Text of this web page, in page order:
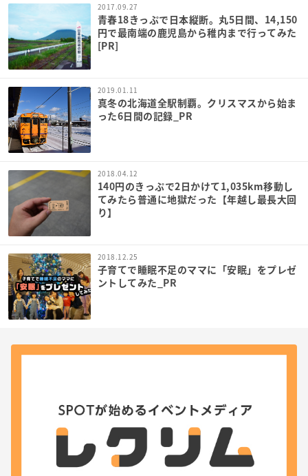
2017.09.27
青春18きっぷで日本縦断。丸5日間、14,150
円で最南端の鹿児島から稚内まで行ってみた
[PR]
2019.01.11
真冬の北海道全駅制覇。クリスマスから始ま
った6日間の記録_PR
2018.04.12
140円のきっぷで2日かけて1,035km移動し
てみたら普通に地獄だった【年越し最長大回
り】
2018.12.25
子育てで睡眠不足のママに「安眠」をプレゼ
ントしてみた_PR